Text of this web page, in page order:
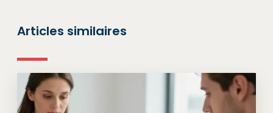
Articles similaires